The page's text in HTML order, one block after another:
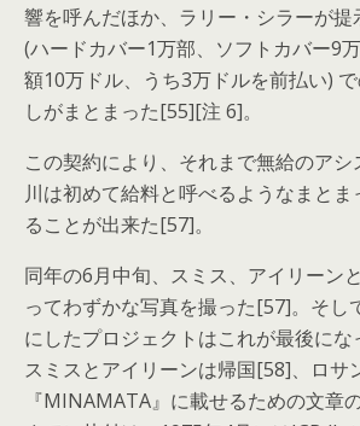
響を呼んだほか、ラリー・シラーが
(ハードカバー1万部、ソフトカバー9
額10万ドル、うち3万ドルを前払い)
しがまとまった[55][注 6]。
この契約により、それまで無給のア
川は初めて給料と呼べるようなまとま
ることが出来た[57]。
同年の6月中旬、スミス、アイリーン
ってわずかな写真を撮った[57]。そし
にしたプロジェクトはこれが最後にな
スミスとアイリーンは帰国[58]、ロサ
『MINAMATA』に載せるための文章